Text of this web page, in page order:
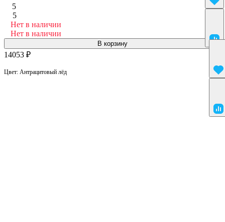
5
5
Нет в наличии
Нет в наличии
В корзину
14053 ₽
Цвет: Антрацитовый лёд